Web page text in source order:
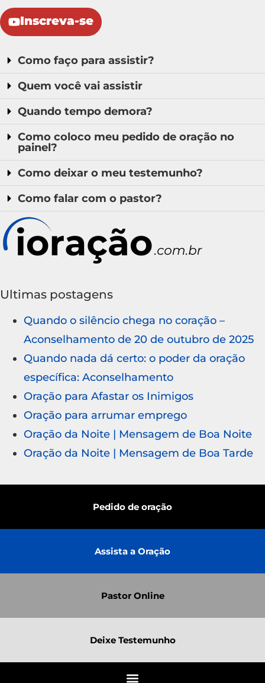
Inscreva-se
Como faço para assistir?
Quem você vai assistir
Quando tempo demora?
Como coloco meu pedido de oração no
painel?
Como deixar o meu testemunho?
Como falar com o pastor?
Ultimas postagens
Quando o silêncio chega no coração –
Aconselhamento de 20 de outubro de 2025
Quando nada dá certo: o poder da oração
específica: Aconselhamento
Oração para Afastar os Inimigos
Oração para arrumar emprego
Oração da Noite | Mensagem de Boa Noite
Oração da Noite | Mensagem de Boa Tarde
Pedido de oração
Assista a Oração
Pastor Online
Deixe Testemunho